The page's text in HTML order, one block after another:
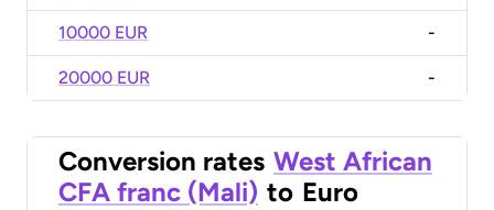
10000 EUR -
20000 EUR -
Conversion rates West African
CFA franc (Mali) to Euro